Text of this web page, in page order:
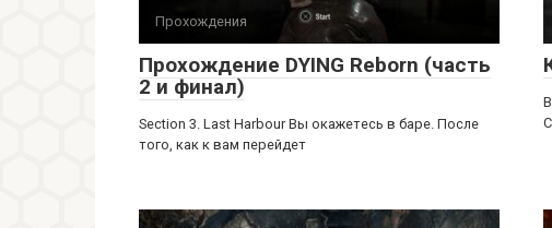
Прохождения
Прохождение DYING Reborn (часть
2 и финал)
Section 3. Last Harbour Вы окажетесь в баре. После
того, как к вам перейдет